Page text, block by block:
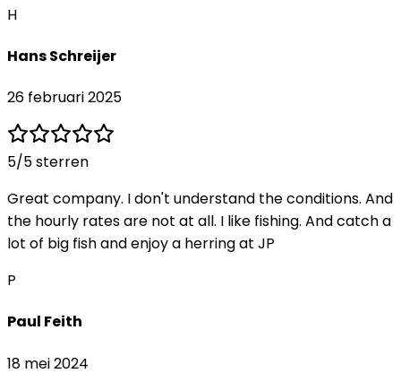
H
Hans Schreijer
26 februari 2025
5/5 sterren
Great company. I don't understand the conditions. And
the hourly rates are not at all. I like fishing. And catch a
lot of big fish and enjoy a herring at JP
P
Paul Feith
18 mei 2024